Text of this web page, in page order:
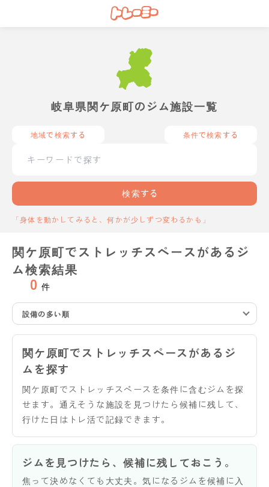
岐阜県関ケ原町のジム施設一覧
地域で検索する 条件で検索する
検索する
「身体を動かしてみると、何かが少しずつ変わるかも」
関ケ原町でストレッチスペースがあるジ
ム検索結果
0 件
設備の多い順
関ケ原町でストレッチスペースがあるジ
ムを探す
関ケ原町でストレッチスペースを条件に含むジムを探
せます。通えそうな施設を見つけたら候補に残して、
行けた日はトレ活で記録できます。
ジムを見つけたら、候補に残しておこう。
焦って決めなくても大丈夫。気になるジムを候補に入